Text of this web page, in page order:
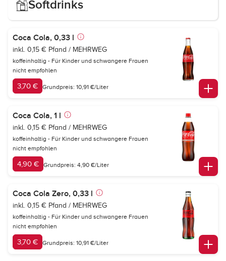
Softdrinks
Coca Cola, 0,33 l
inkl. 0,15 € Pfand / MEHRWEG
koffeinhaltig - Für Kinder und schwangere Frauen
nicht empfohlen
3,70 € Grundpreis: 10,91 €/Liter
Coca Cola, 1 l
inkl. 0,15 € Pfand / MEHRWEG
koffeinhaltig - Für Kinder und schwangere Frauen
nicht empfohlen
4,90 € Grundpreis: 4,90 €/Liter
Coca Cola Zero, 0,33 l
inkl. 0,15 € Pfand / MEHRWEG
koffeinhaltig - Für Kinder und schwangere Frauen
nicht empfohlen
3,70 € Grundpreis: 10,91 €/Liter